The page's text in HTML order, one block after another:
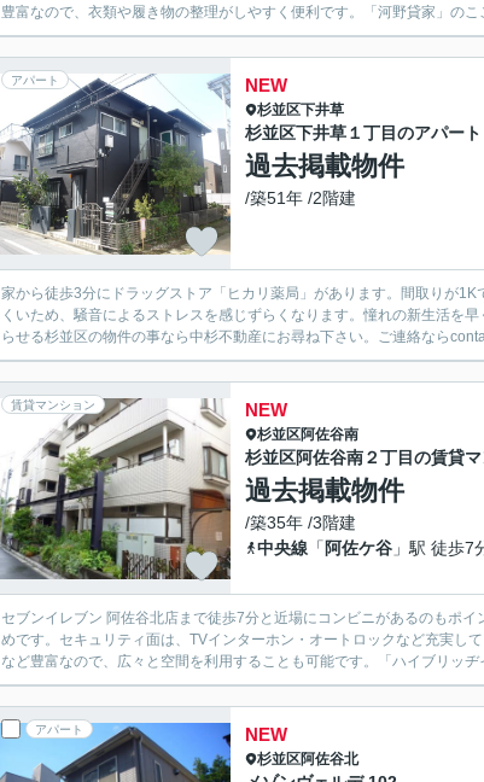
豊富なので、衣類や履き物の整理がしやすく便利です。「河野貸家」の
アパート NEW
杉並区下井草
杉並区下井草１丁目のアパー
過去掲載物件
/築51年 /2階建
家から徒歩3分にドラッグストア「ヒカリ薬局」があります。間取りが
くいため、騒音によるストレスを感じずらくなります。憧れの新生活を
らせる杉並区の物件の事なら中杉不動産にお尋ね下さい。ご連絡なら
賃貸マンション NEW
杉並区阿佐谷南
杉並区阿佐谷南２丁目の賃貸
過去掲載物件
/築35年 /3階建
中央線 「 阿佐ケ谷 」駅 徒歩7
セブンイレブン 阿佐谷北店まで徒歩7分と近場にコンビニがあるのもポ
めです。セキュリティ面は、TVインターホン・オートロックなど充実し
など豊富なので、広々と空間を利用することも可能です。「ハイブリッ
アパート NEW
杉並区阿佐谷北